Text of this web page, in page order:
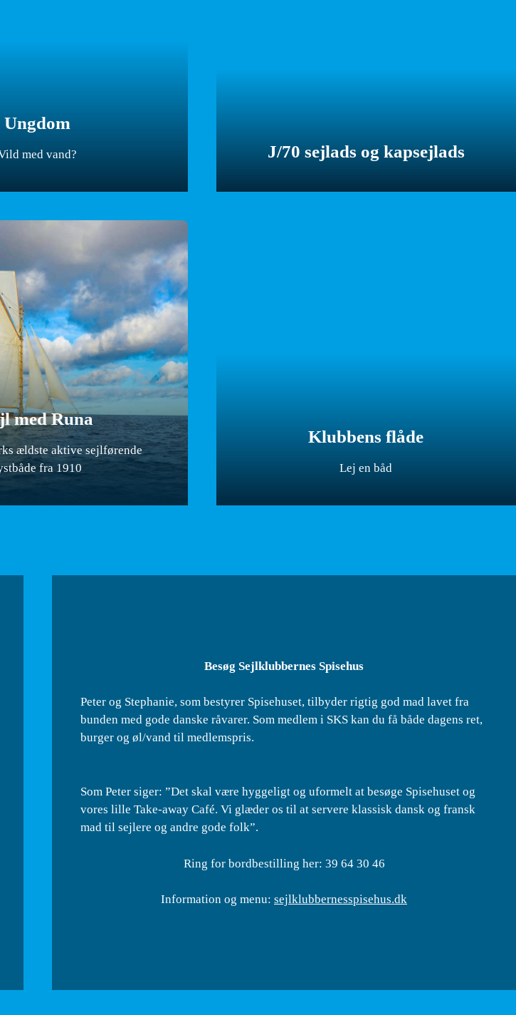
Ungdom
med vand? J/70 sejlads og kapsejlads
med Runa
ældste aktive sejlførende
fra 1910
Klubbens flåde
Lej en båd
Besøg Sejlklubbernes Spisehus
Peter og Stephanie, som bestyrer Spisehuset, tilbyder rigtig god mad lavet fra
bunden med gode danske råvarer. Som medlem i SKS kan du få både dagens ret,
burger og øl/vand til medlemspris.
Som Peter siger: ”Det skal være hyggeligt og uformelt at besøge Spisehuset og
vores lille Take-away Café. Vi glæder os til at servere klassisk dansk og fransk
mad til sejlere og andre gode folk”.
Ring for bordbestilling her: 39 64 30 46
Information og menu: sejlklubbernesspisehus.dk